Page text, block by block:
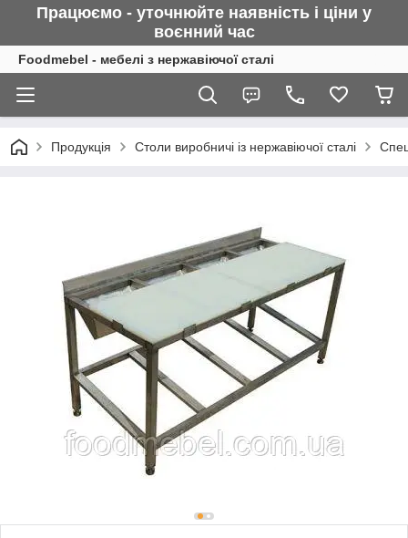
Працюємо - уточнюйте наявність і ціни у
воєнний час
Foodmebel - мебелі з нержавіючої сталі
Продукція Столи виробничі із нержавіючої сталі